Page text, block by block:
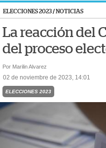
ELECCIONES 2023/NOTICIAS
La reacción del
del proceso
Por Marilin Alvarez
02 de noviembre de 2023, 14:01
ELECCIONES 2023